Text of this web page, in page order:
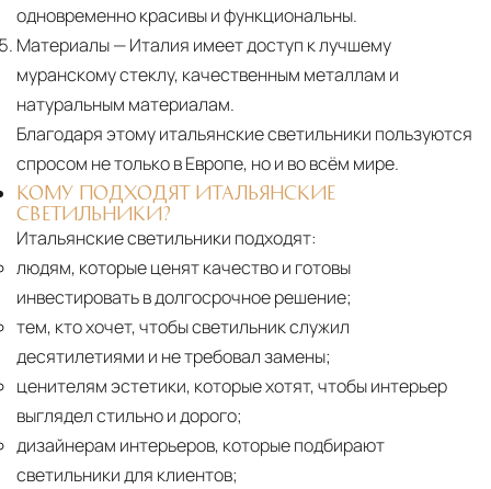
одновременно красивы и функциональны.
Материалы— Италия имеет доступ к лучшему
муранскому стеклу, качественным металлам и
натуральным материалам.
Благодаря этому итальянские светильники пользуются
спросом не только в Европе, но и во всём мире.
КОМУ ПОДХОДЯТ ИТАЛЬЯНСКИЕ
СВЕТИЛЬНИКИ?
Итальянские светильники подходят:
людям, которые ценят качество и готовы
инвестировать в долгосрочное решение;
тем, кто хочет, чтобы светильник служил
десятилетиями и не требовал замены;
ценителям эстетики, которые хотят, чтобы интерьер
выглядел стильно и дорого;
дизайнерам интерьеров, которые подбирают
светильники для клиентов;